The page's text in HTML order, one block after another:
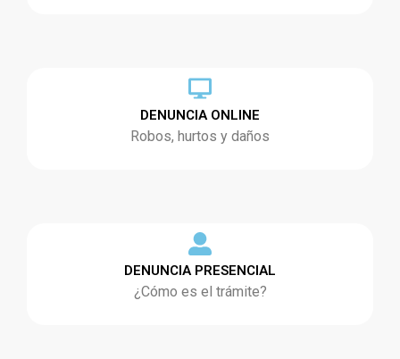
DENUNCIA ONLINE
Robos, hurtos y daños
DENUNCIA PRESENCIAL
¿Cómo es el trámite?